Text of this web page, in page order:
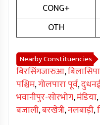
CONG+
OTH
Nearby Constituencies
बिरसिंगजारुआ,
पश्चिम,गोलपारा पूर्व,
भवानीपुर-सोरभोग,मंडिया,
बजाली,बरखेत्री,नलबाड़ी,